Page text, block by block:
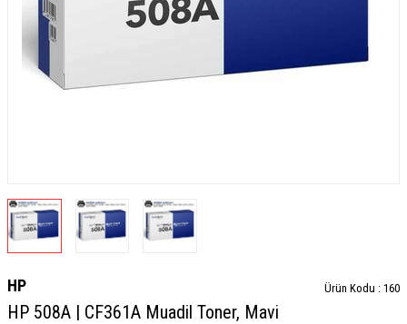
HP Ürün Kodu : 160
HP 508A | CF361A Muadil Toner, Mavi